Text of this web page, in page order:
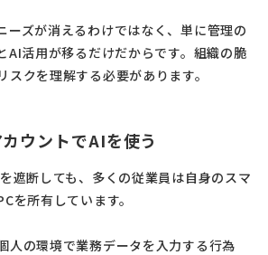
ーズが消えるわけではなく、単に管理の
AI活用が移るだけだからです。組織の脆
スクを理解する必要があります。
ウントでAIを使う
遮断しても、多くの従業員は自身のスマ
を所有しています。
人の環境で業務データを入力する行為